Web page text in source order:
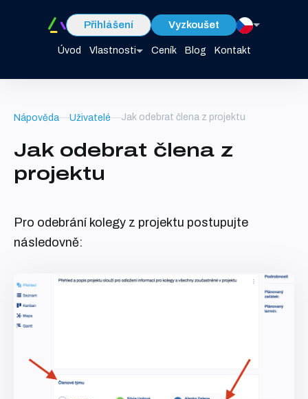
Úvod Vlastnosti Ceník Blog Kontakt
Přihlášení Vyzkoušet
Nápověda Uživatelé Jak odebrat člena z projektu
Jak odebrat člena z
projektu
Pro odebrání kolegy z projektu postupujte
následovně: